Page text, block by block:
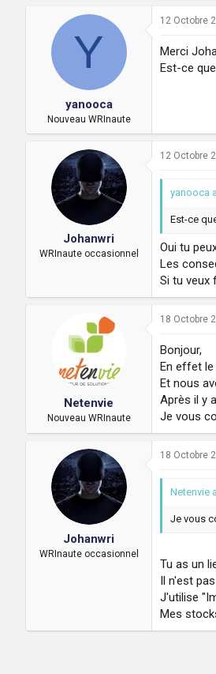
Y
yanooca
Nouveau WRInaute
12 Octobre
Merci
Est-ce
Johanwri
WRInaute occasionnel
12 Octobre
yanooca
Est-ce
Oui tu
Les
Si tu veux
Netenvie
Nouveau WRInaute
18 Octobre
Bonjour,
En effet
Et nous
Après il y
Je vous
Johanwri
WRInaute occasionnel
18 Octobre
Netenvie
Je vous
Tu as un
Il n'est
J'utilise
Mes